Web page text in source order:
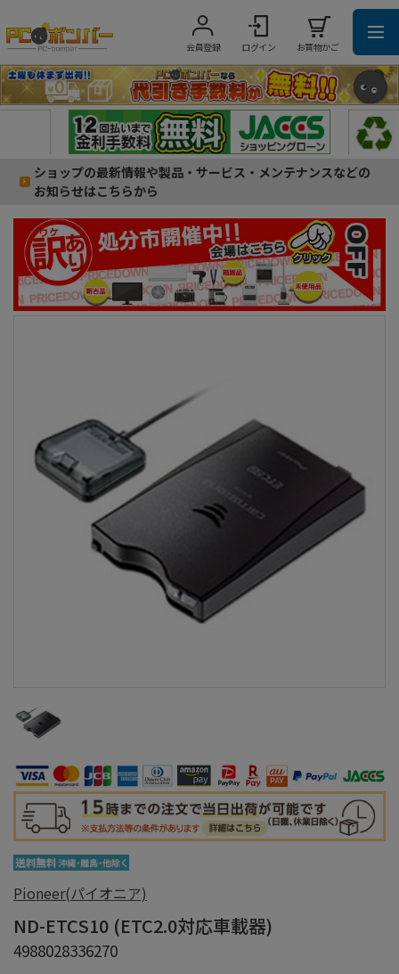
会員登録 ログイン お買物かご
ショップの最新情報や製品・サービス・メンテナンスなどの
お知らせはこちらから
Pioneer(パイオニア)
ND-ETCS10 (ETC2.0対応車載器)
4988028336270